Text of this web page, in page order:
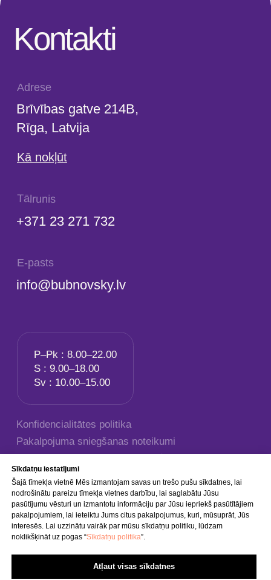
Sīkdatņu iestatījumi
Šajā tīmekļa vietnē Mēs izmantojam savas un trešo pušu sīkdatnes, lai
nodrošinātu pareizu tīmekļa vietnes darbību, lai saglabātu Jūsu
pasūtījumu vēsturi un izmantotu informāciju par Jūsu iepriekš pasūtītājiem
pakalpojumiem, lai ieteiktu Jums citus pakalpojumus, kuri, mūsuprāt, Jūs
interesēs. Lai uzzinātu vairāk par mūsu sīkdatņu politiku, lūdzam
noklikšķināt uz pogas “Sīkdatņu politika”.
Atļaut visas sīkdatnes